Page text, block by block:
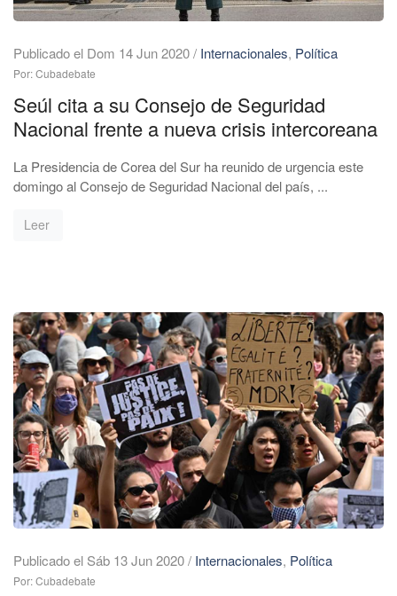
Publicado el Dom 14 Jun 2020/ Internacionales, Política
Por: Cubadebate
Seúl cita a su Consejo de Seguridad
Nacional frente a nueva crisis intercoreana
La Presidencia de Corea del Sur ha reunido de urgencia este
domingo al Consejo de Seguridad Nacional del país, ...
Leer
Publicado el Sáb 13 Jun 2020/ Internacionales, Política
Por: Cubadebate